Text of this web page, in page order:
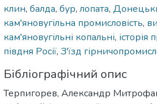
клин, балда, бур, лопата,
кам'яновугільна промисловість,
кам'яновугільні копальні, історія
півдня Росії, З'їзд
Бібліографічний опис
Терпигорев, Александр